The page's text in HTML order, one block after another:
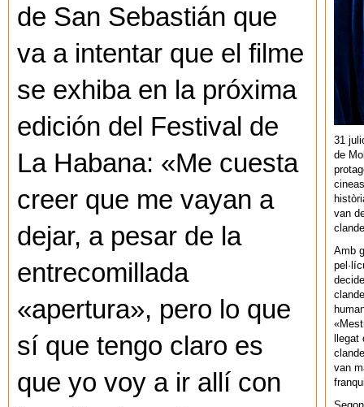
de San Sebastián que
va a intentar que el filme
se exhiba en la próxima
edición del Festival de
La Habana: «Me cuesta
creer que me vayan a
dejar, a pesar de la
entrecomillada
«apertura», pero lo que
sí que tengo claro es
que yo voy a ir allí con
31
de
van
Amb
van